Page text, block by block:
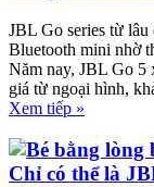
JBL Go series từ
Bluetooth mini nhờ
Năm nay, JBL Go 5
giá từ ngoại hình,
Xem tiếp »
Bé bằng lòng
Chỉ có thể là